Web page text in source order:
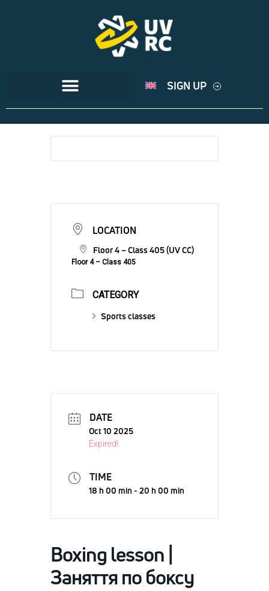
SIGN UP
LOCATION
Floor 4 – Class 405 (UV CC)
Floor 4 – Class 405
CATEGORY
Sports classes
DATE
Oct 10 2025
Expired!
TIME
18 h 00 min - 20 h 00 min
Boxing lesson |
Заняття по боксу